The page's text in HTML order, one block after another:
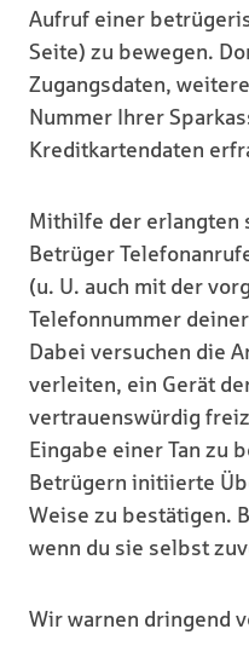
Aufruf einer
Seite) zu bewegen.
Zugangsdaten,
Nummer Ihrer
Kreditkartendaten
Mithilfe der erlangten
Betrüger
(u. U. auch mit der
Telefonnummer
Dabei versuchen die
verleiten, ein Gerät
vertrauenswürdig
Eingabe einer Tan zu
Betrügern initiierte
Weise zu bestätigen.
wenn du sie selbst
Wir warnen dringend